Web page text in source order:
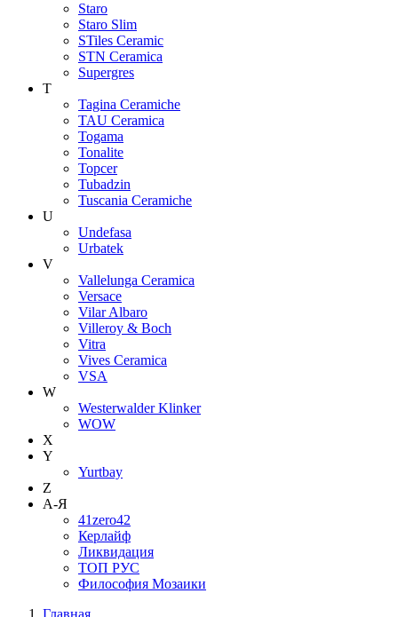
Staro
Staro Slim
STiles Ceramic
STN Ceramica
Supergres
T
Tagina Ceramiche
TAU Ceramica
Togama
Tonalite
Topcer
Tubadzin
Tuscania Ceramiche
U
Undefasa
Urbatek
V
Vallelunga Ceramica
Versace
Vilar Albaro
Villeroy & Boch
Vitra
Vives Ceramica
VSA
W
Westerwalder Klinker
WOW
X
Y
Yurtbay
Z
А-Я
41zero42
Керлайф
Ликвидация
ТОП РУС
Философия Мозаики
Главная